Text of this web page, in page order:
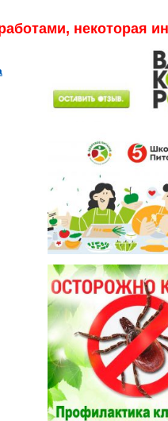
некоторая